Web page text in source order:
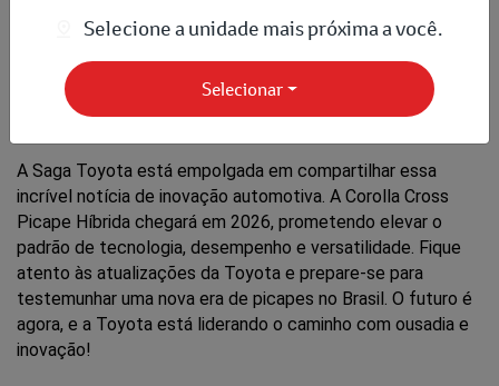
Conclusão: Uma Nova Era de Picapes
Híbridas Toyota
A Saga Toyota está empolgada em compartilhar essa
incrível notícia de inovação automotiva. A Corolla Cross
Picape Híbrida chegará em 2026, prometendo elevar o
padrão de tecnologia, desempenho e versatilidade. Fique
atento às atualizações da Toyota e prepare-se para
testemunhar uma nova era de picapes no Brasil. O futuro é
agora, e a Toyota está liderando o caminho com ousadia e
inovação!
Selecione a unidade mais próxima a você.
Selecionar